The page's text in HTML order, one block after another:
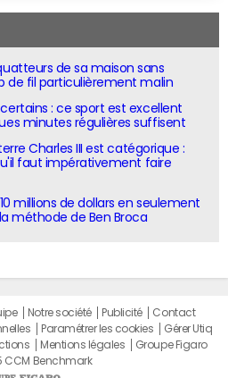
de sa maison sans
de fil particulièrement malin
certains : ce sport est excellent
minutes régulières suffisent
Charles III est catégorique :
faut impérativement faire
millions de dollars en seulement
méthode de Ben Broca
Notre société Publicité
Contact
Paramétrer les cookies
Gérer Utiq
Mentions légales
Groupe Figaro
CCM Benchmark